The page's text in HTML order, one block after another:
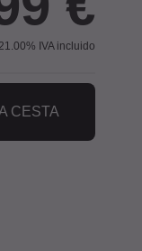
IVA incluido
CESTA